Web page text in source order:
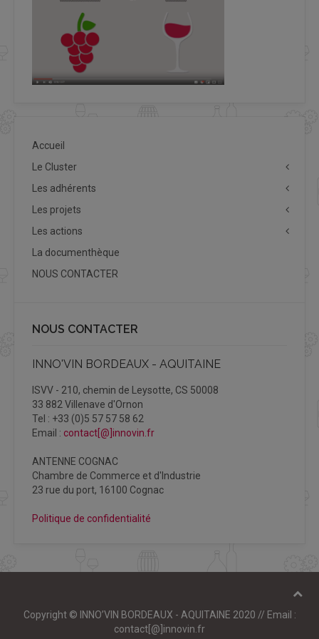
Accueil
Le Cluster
Les adhérents
Les projets
Les actions
La documenthèque
NOUS CONTACTER
NOUS CONTACTER
INNO'VIN BORDEAUX - AQUITAINE
ISVV - 210, chemin de Leysotte, CS 50008
33 882 Villenave d'Ornon
Tel : +33 (0)5 57 57 58 62
Email : contact[@]innovin.fr
ANTENNE COGNAC
Chambre de Commerce et d'Industrie
23 rue du port, 16100 Cognac
Politique de confidentialité
Copyright © INNO’VIN BORDEAUX - AQUITAINE 2020 // Email :
contact[@]innovin.fr